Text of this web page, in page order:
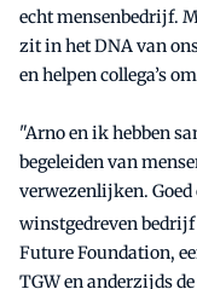
echt mensenbedrijf.
zit in het DNA van
en helpen collega’s
"Arno en ik hebben
begeleiden van
verwezenlijken. Goed
winstgedreven
Future Foundation,
TGW en anderzijds